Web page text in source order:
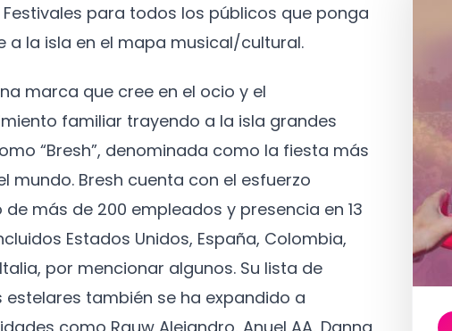
para todos los públicos que ponga
a la isla en el mapa musical/cultural.
marca que cree en el ocio y el
familiar trayendo a la isla grandes
“Bresh”, denominada como la fiesta más
mundo. Bresh cuenta con el esfuerzo
más de 200 empleados y presencia en 13
Estados Unidos, España, Colombia,
por mencionar algunos. Su lista de
estelares también se ha expandido a